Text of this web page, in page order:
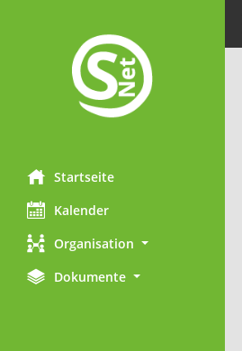
Startseite
Kalender
Organisation
Dokumente